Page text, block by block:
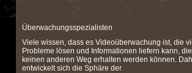
Überwachungsspezialisten
Viele wissen, dass es Videoüberwachung ist, die
Probleme lösen und Informationen liefern kann,
keinen anderen Weg erhalten werden können.
entwickelt sich die Sphäre der